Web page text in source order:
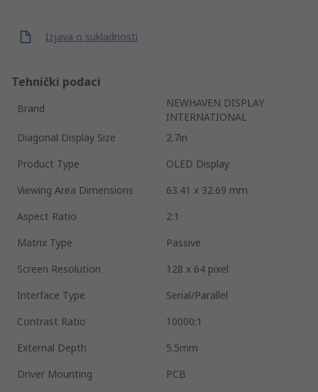
Izjava o sukladnosti
Tehnički podaci
Brand
NEWHAVEN DISPLAY
INTERNATIONAL
Diagonal Display Size
2.7in
Product Type
OLED Display
Viewing Area Dimensions
63.41 x 32.69 mm
Aspect Ratio
2:1
Matrix Type
Passive
Screen Resolution
128 x 64 pixel
Interface Type
Serial/Parallel
Contrast Ratio
10000:1
External Depth
5.5mm
Driver Mounting
PCB